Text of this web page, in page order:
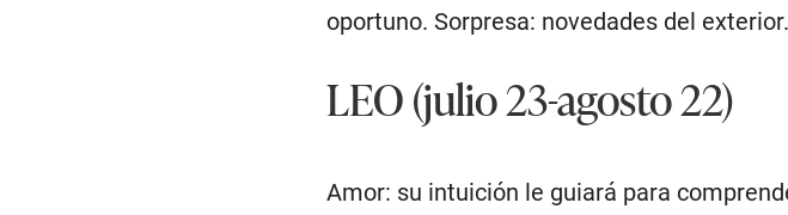
oportuno. Sorpresa: novedades del exterior.
LEO (julio 23-agosto 22)
Amor: su intuición le guiará para